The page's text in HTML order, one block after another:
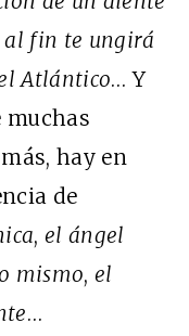
al fin te ungirá
Atlántico… Y
muchas
hay en
de
, el ángel
mismo, el
…